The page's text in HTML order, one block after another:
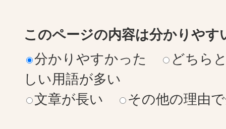
このページの内容は分かりやす
分かりやすかった
どちら
しい用語が多い
文章が長い
その他の理由